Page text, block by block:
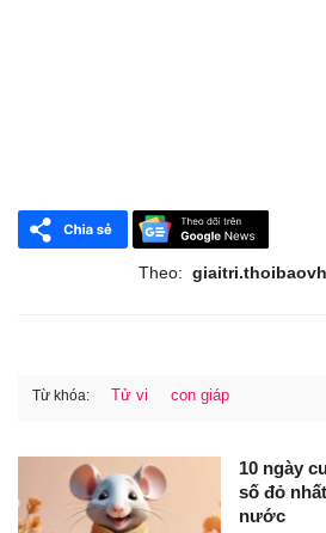
Theo:
Từ khóa: Tử vi con giáp
10 ngày
số đỏ
nước